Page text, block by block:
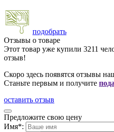
подобрать
Отзывы о товаре
Этот товар уже купили 3211
отзыв!
Скоро здесь появятся отзывы
Станьте первым и получите
оставить отзыв
Предложите свою цену
Имя*: